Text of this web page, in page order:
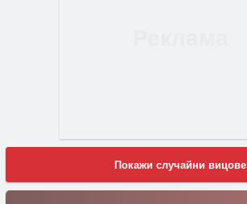
Покажи случайни вицове